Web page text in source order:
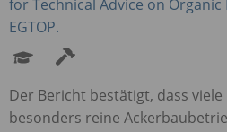
for Technical Advice on
EGTOP.
Der Bericht bestätigt, dass viele
besonders reine